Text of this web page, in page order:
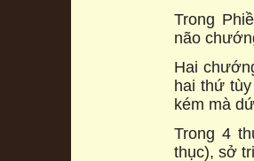
Trong
não
Hai
hai thứ
kém mà
Trong 4
thục), sở